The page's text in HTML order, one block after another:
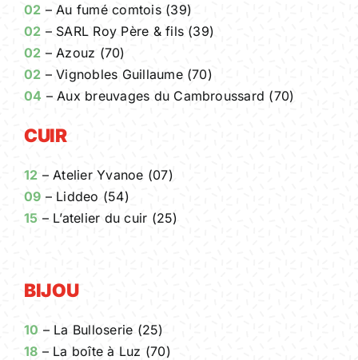
02 – Au fumé comtois (39)
02 – SARL Roy Père & fils (39)
02 – Azouz (70)
02 – Vignobles Guillaume (70)
04 – Aux breuvages du Cambroussard (70)
CUIR
12 – Atelier Yvanoe (07)
09 – Liddeo (54)
15 – L’atelier du cuir (25)
BIJOU
10 – La Bulloserie (25)
18 – La boîte à Luz (70)